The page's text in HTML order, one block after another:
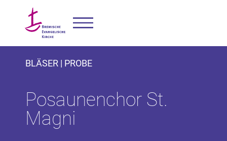
BLÄSER | PROBE
Posaunenchor St.
Magni